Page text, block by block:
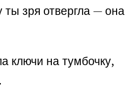
ты зря отвергла — она
ключи на тумбочку,